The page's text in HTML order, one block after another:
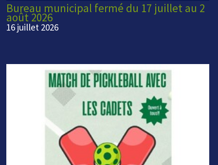
Bureau municipal fermé du 17 juillet au 2
août 2026
16 juillet 2026